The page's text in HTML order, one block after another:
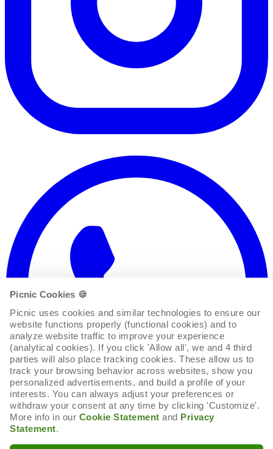
Picnic Cookies 🍪
Picnic uses cookies and similar technologies to ensure our
website functions properly (functional cookies) and to
analyze website traffic to improve your experience
(analytical cookies). If you click 'Allow all', we and 4 third
parties will also place tracking cookies. These allow us to
track your browsing behavior across websites, show you
personalized advertisements, and build a profile of your
interests. You can always adjust your preferences or
withdraw your consent at any time by clicking 'Customize'.
More info in our Cookie Statement and Privacy
Statement.